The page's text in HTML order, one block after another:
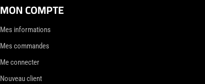
MON COMPTE
Mes informations
Mes commandes
Me connecter
Nouveau client